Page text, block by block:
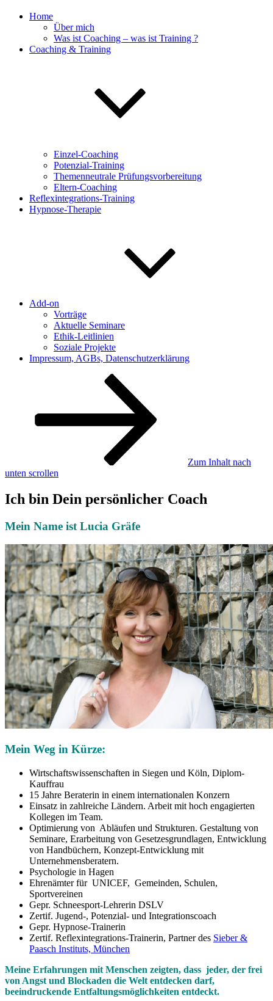
Home
Über mich
Was ist Coaching – was ist Training ?
Coaching & Training
Einzel-Coaching
Potenzial-Training
Themenneutrale Prüfungsvorbereitung
Eltern-Coaching
Reflexintegrations-Training
Hypnose-Therapie
Add-on
Vorträge
Aktuelle Seminare
Ethik-Leitlinien
Soziale Projekte
Impressum, AGBs, Datenschutzerklärung
Zum Inhalt nach
unten scrollen
Ich bin Dein persönlicher Coach
Mein Name ist Lucia Gräfe
Mein Weg in Kürze:
Wirtschaftswissenschaften in Siegen und Köln, Diplom-
Kauffrau
15 Jahre Beraterin in einem internationalen Konzern
Einsatz in zahlreiche Ländern. Arbeit mit hoch engagierten
Kollegen im Team.
Optimierung von Abläufen und Strukturen. Gestaltung von
Seminare, Erarbeitung von Gesetzesgrundlagen, Entwicklung
von Handbüchern, Konzept-Entwicklung mit
Unternehmensberatern.
Psychologie in Hagen
Ehrenämter für UNICEF, Gemeinden, Schulen,
Sportvereinen
Gepr. Schneesport-Lehrerin DSLV
Zertif. Jugend-, Potenzial- und Integrationscoach
Gepr. Hypnose-Trainerin
Zertif. Reflexintegrations-Trainerin, Partner des Sieber &
Paasch Instituts, München
Meine Erfahrungen mit Menschen zeigten, dass jeder, der frei
von Angst und Blockaden die Welt entdecken darf,
beeindruckende Entfaltungsmöglichkeiten entdeckt.